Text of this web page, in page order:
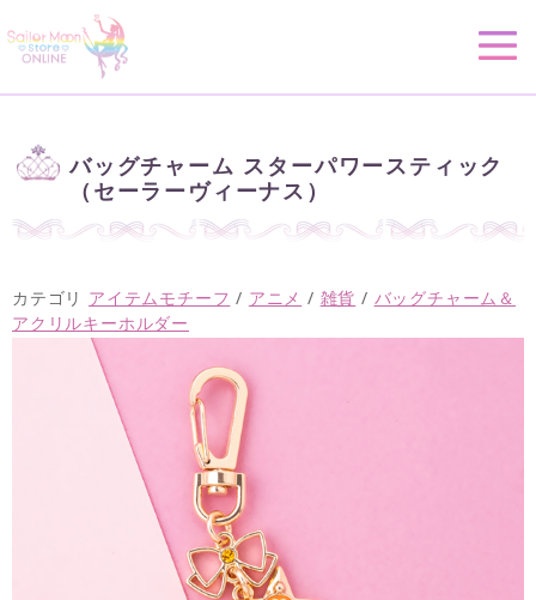
バッグチャーム スターパワースティック
（セーラーヴィーナス）
カテゴリ アイテムモチーフ / アニメ / 雑貨 / バッグチャーム＆
アクリルキーホルダー